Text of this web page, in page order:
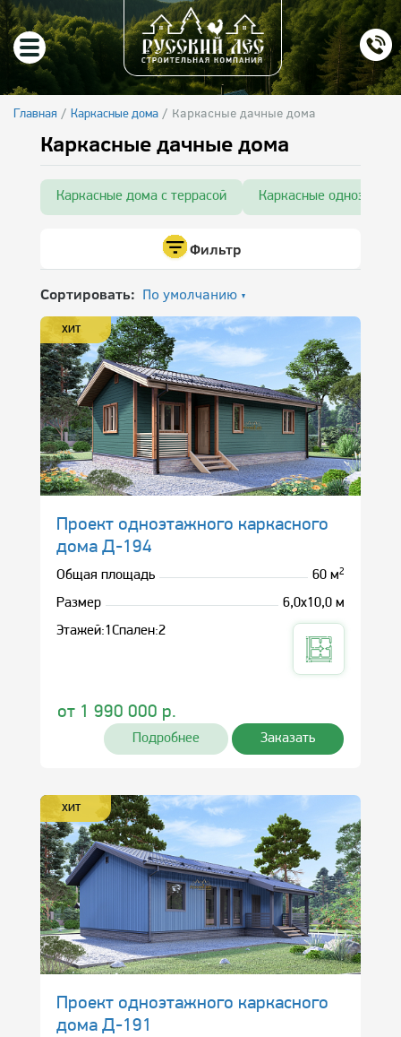
Главная / Каркасные дома / Каркасные дачные дома
Каркасные дачные дома
Каркасные дома с террасой Каркасные
Фильтр
Сортировать: По умолчанию
ХИТ
Проект одноэтажного каркасного
дома Д-194
Общая площадь 60 м2
Размер
6,0х10,0 м
Этажей:1 Спален:2
от 1 990 000 р.
Подробнее Заказать
ХИТ
Проект одноэтажного каркасного
дома Д-191